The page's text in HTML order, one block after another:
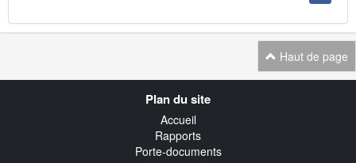
Haut de page
Plan du site
Accueil
Rapports
Porte-documents